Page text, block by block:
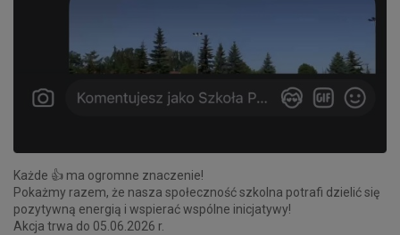
Każde 👍 ma ogromne znaczenie!
Pokażmy razem, że nasza społeczność szkolna potrafi dzielić się
pozytywną energią i wspierać wspólne inicjatywy!
Akcja trwa do 05.06.2026 r.